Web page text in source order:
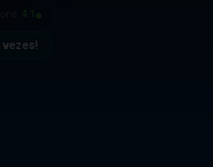
vezes!